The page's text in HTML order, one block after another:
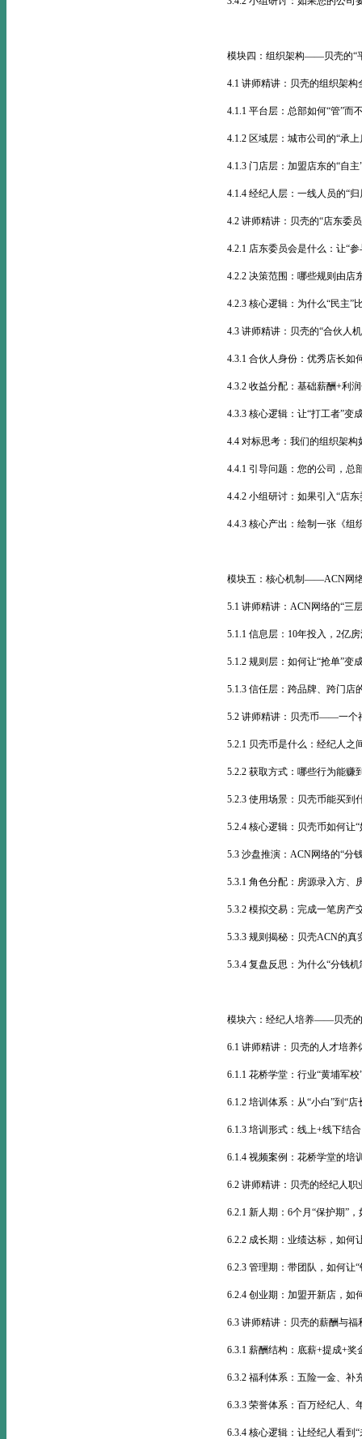
模块四：组织架构——贝壳的“
4.1 讲师精讲：贝壳的组织架构
4.1.1 平台层：总部如何“管”而
4.1.2 区域层：城市公司的“承上
4.1.3 门店层：加盟店东的“自主
4.1.4 经纪人层：一线人员的“归
4.2 讲师精讲：贝壳的“店东委
4.2.1 店东委员会是什么：让“参
4.2.2 决策范围：哪些规则由店
4.2.3 核心逻辑：为什么“民主”
4.3 讲师精讲：贝壳的“合伙人
4.3.1 合伙人身份：优秀店长如
4.3.2 收益分配：基础薪酬+利
4.3.3 核心逻辑：让“打工者”变
4.4 对标思考：我们的组织架构
4.4.1 引导问题：您的公司，总
4.4.2 小组研讨：如果引入“店
4.4.3 核心产出：绘制一张《组
模块五：核心机制——ACN网
5.1 讲师精讲：ACN网络的“三
5.1.1 信息层：10年投入，2亿
5.1.2 规则层：如何让“抢单”变
5.1.3 信任层：跨品牌、跨门店
5.2 讲师精讲：贝壳币——一个
5.2.1 贝壳币是什么：经纪人之
5.2.2 获取方式：哪些行为能赚
5.2.3 使用场景：贝壳币能买到
5.2.4 核心逻辑：贝壳币如何让
5.3 沙盘推演：ACN网络的“分
5.3.1 角色分配：房源录入方、
5.3.2 模拟交易：完成一笔房产
5.3.3 规则揭秘：贝壳ACN的真
5.3.4 复盘反思：为什么“分钱
模块六：经纪人培养——贝壳的
6.1 讲师精讲：贝壳的人才培养
6.1.1 花桥学堂：行业“黄埔军
6.1.2 培训体系：从“小白”到“店
6.1.3 培训形式：线上+线下结
6.1.4 视频案例：花桥学堂的培
6.2 讲师精讲：贝壳的经纪人职
6.2.1 新人期：6个月“保护期”
6.2.2 成长期：业绩达标，如何
6.2.3 管理期：带团队，如何让“
6.2.4 创业期：加盟开新店，如
6.3 讲师精讲：贝壳的薪酬与福
6.3.1 薪酬结构：底薪+提成+奖
6.3.2 福利体系：五险一金、
6.3.3 荣誉体系：百万经纪人、
6.3.4 核心逻辑：让经纪人看到